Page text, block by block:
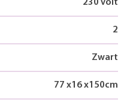
230 volt
2
Zwart
77 x16x150cm